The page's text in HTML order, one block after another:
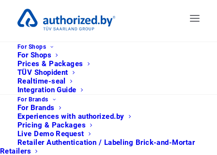
For Shops
For Shops
Prices & Packages
TÜV Shopident
Realtime-seal
Integration Guide
For Brands
For Brands
Experiences with authorized.by
Pricing & Packages
Live Demo Request
Retailer Authentication / Labeling Brick-and-Mortar
Retailers